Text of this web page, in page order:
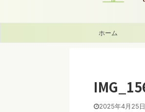
ホーム
2025年4月25日